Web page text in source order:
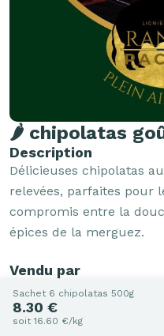
🌶️ chipolatas
Description
Délicieuses chipolatas
relevées, parfaites pour
compromis entre la
épices de la merguez.
Vendu par
Rancho Pacheco
Sachet 6 chipolatas 500g
8.30 €
soit 16.60 €/kg